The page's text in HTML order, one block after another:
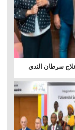
سرطان الثدي